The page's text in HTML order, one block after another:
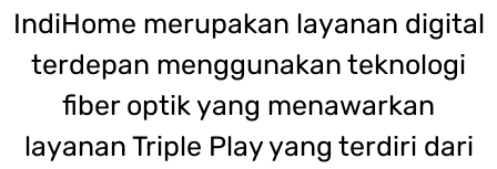
IndiHome merupakan layanan digital
terdepan menggunakan teknologi
fiber optik yang menawarkan
layanan Triple Play yang terdiri dari